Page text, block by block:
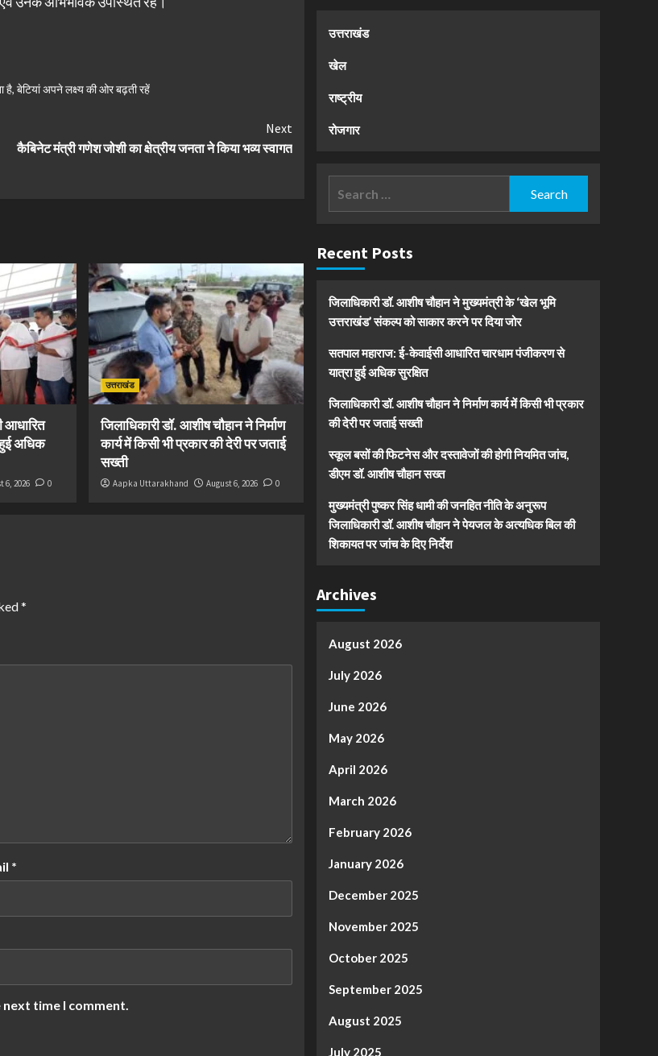
है, बेटियां अपने लक्ष्य की ओर बढ़ती रहें
Next
कैबिनेट मंत्री गणेश जोशी का क्षेत्रीय जनता ने किया भव्य स्वागत
आधारित
अधिक
6, 2026 0
उत्तराखंड
जिलाधिकारी डॉ. आशीष चौहान ने निर्माण
कार्य में किसी भी प्रकार की देरी पर जताई
सख्ती
Aapka Uttarakhand August 6, 2026 0
*
*
time I comment.
उत्तराखंड
खेल
राष्ट्रीय
रोजगार
Recent Posts
जिलाधिकारी डॉ. आशीष चौहान ने मुख्यमंत्री के ‘खेल भूमि
उत्तराखंड’ संकल्प को साकार करने पर दिया जोर
सतपाल महाराज: ई-केवाईसी आधारित चारधाम पंजीकरण से
यात्रा हुई अधिक सुरक्षित
जिलाधिकारी डॉ. आशीष चौहान ने निर्माण कार्य में किसी भी प्रकार
की देरी पर जताई सख्ती
स्कूल बसों की फिटनेस और दस्तावेजों की होगी नियमित जांच,
डीएम डॉ. आशीष चौहान सख्त
मुख्यमंत्री पुष्कर सिंह धामी की जनहित नीति के अनुरूप
जिलाधिकारी डॉ. आशीष चौहान ने पेयजल के अत्यधिक बिल की
शिकायत पर जांच के दिए निर्देश
Archives
August 2026
July 2026
June 2026
May 2026
April 2026
March 2026
February 2026
January 2026
December 2025
November 2025
October 2025
September 2025
August 2025
July 2025